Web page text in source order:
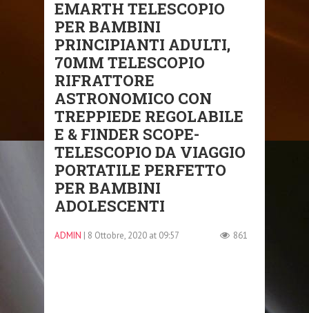
EMARTH TELESCOPIO
PER BAMBINI
PRINCIPIANTI ADULTI,
70MM TELESCOPIO
RIFRATTORE
ASTRONOMICO CON
TREPPIEDE REGOLABILE
E & FINDER SCOPE-
TELESCOPIO DA VIAGGIO
PORTATILE PERFETTO
PER BAMBINI
ADOLESCENTI
ADMIN | 8 Ottobre, 2020 at 09:57 861